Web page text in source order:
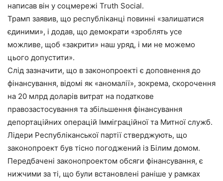
написав він у соцмережі Truth Social.
Трамп заявив, що республіканці повинні «залишатися
єдиними», і додав, що демократи «зроблять усе
можливе, щоб «закрити» наш уряд, і ми не можемо
цього допустити».
Слід зазначити, що в законопроекті є доповнення до
фінансування, відомі як «аномалії», зокрема, скорочення
на 20 млрд доларів витрат на податкове
правозастосування та збільшення фінансування
депортаційних операцій Імміграційної та Митної служб.
Лідери Республіканської партії стверджують, що
законопроект був тісно погоджений із Білим домом.
Передбачені законопроектом обсяги фінансування, є
нижчими за ті, що були встановлені раніше у рамках